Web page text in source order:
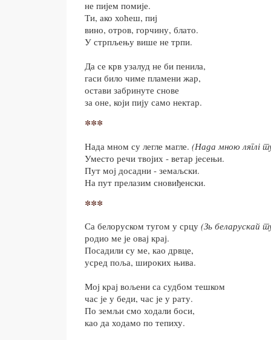
не пијем помије.
Ти, ако хоћеш, пиј
вино, отров, горчину, блато.
У стрпљењу више не трпи.
Да се крв узалуд не би пенила,
гаси било чиме пламени жар,
остави забринуте снове
за оне, који пију само нектар.
***
Нада мном су легле магле. (Нада мною ляглі
Уместо речи твојих - ветар јесењи.
Пут мој досадни - земаљски.
На пут прелазим сновиђенски.
***
Са белоруском тугом у срцу (Зь беларускай
родио ме је овај крај.
Посадили су ме, као дрвце,
усред поља, широких њива.
Мој крај вољени са судбом тешком
час је у беди, час је у рату.
По земљи смо ходали боси,
као да ходамо по тепиху.